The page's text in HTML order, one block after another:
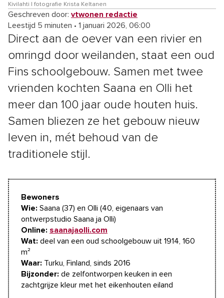
Kivilahti | fotografie Krista Keltanen
Geschreven door: vtwonen redactie
Leestijd 5 minuten • 1 januari 2026, 06:00
Direct aan de oever van een rivier en
omringd door weilanden, staat een oud
Fins schoolgebouw. Samen met twee
vrienden kochten Saana en Olli het
meer dan 100 jaar oude houten huis.
Samen bliezen ze het gebouw nieuw
leven in, mét behoud van de
traditionele stijl.
Bewoners
Wie: Saana (37) en Olli (40, eigenaars van
ontwerpstudio Saana ja Olli)
Online: saanajaolli.com
Wat: deel van een oud schoolgebouw uit 1914, 160
m²
Waar: Turku, Finland, sinds 2016
Bijzonder: de zelfontworpen keuken in een
zachtgrijze kleur met het eikenhouten eiland